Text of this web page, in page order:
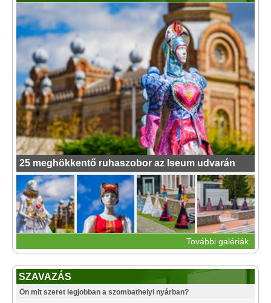
25 meghökkentő ruhaszobor az Iseum udvarán
További galériák
SZAVAZÁS
Ön mit szeret legjobban a szombathelyi nyárban?